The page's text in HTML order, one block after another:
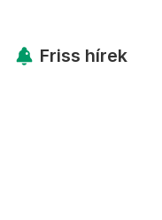
Friss hírek